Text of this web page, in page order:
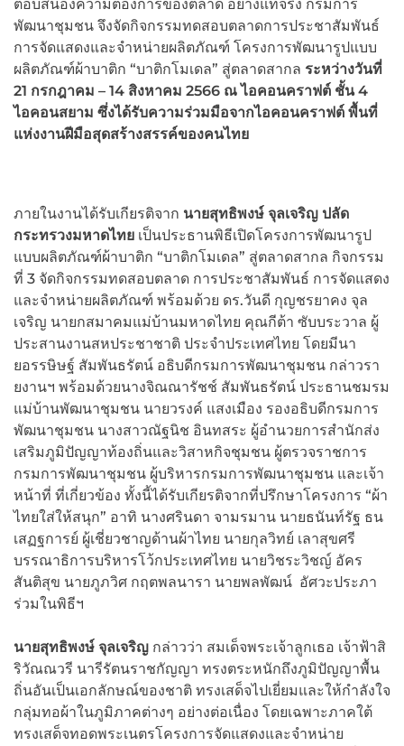
ตอบสนองความต้องการของตลาด อย่างแท้จริง กรมการ
พัฒนาชุมชน จึงจัดกิจกรรมทดสอบตลาดการประชาสัมพันธ์
การจัดแสดงและจำหน่ายผลิตภัณฑ์ โครงการพัฒนารูปแบบ
ผลิตภัณฑ์ผ้าบาติก “บาติกโมเดล” สู่ตลาดสากล ระหว่างวันที่
21 กรกฎาคม – 14 สิงหาคม 2566 ณ ไอคอนคราฟต์ ชั้น 4
ไอคอนสยาม ซึ่งได้รับความร่วมมือจากไอคอนคราฟต์ พื้นที่
แห่งงานฝีมือสุดสร้างสรรค์ของคนไทย
ภายในงานได้รับเกียรติจาก นายสุทธิพงษ์ จุลเจริญ ปลัด
กระทรวงมหาดไทย เป็นประธานพิธีเปิดโครงการพัฒนารูป
แบบผลิตภัณฑ์ผ้าบาติก “บาติกโมเดล” สู่ตลาดสากล กิจกรรม
ที่ 3 จัดกิจกรรมทดสอบตลาด การประชาสัมพันธ์ การจัดแสดง
และจำหน่ายผลิตภัณฑ์ พร้อมด้วย ดร.วันดี กุญชรยาคง จุล
เจริญ นายกสมาคมแม่บ้านมหาดไทย คุณกีต้า ซับบระวาล ผู้
ประสานงานสหประชาชาติ ประจำประเทศไทย โดยมีนา
ยอรรษิษฐ์ สัมพันธรัตน์ อธิบดีกรมการพัฒนาชุมชน กล่าวรา
ยงานฯ พร้อมด้วยนางจิณณารัชช์ สัมพันธรัตน์ ประธานชมรม
แม่บ้านพัฒนาชุมชน นายวรงค์ แสงเมือง รองอธิบดีกรมการ
พัฒนาชุมชน นางสาวณัฐนิช อินทสระ ผู้อำนวยการสำนักส่ง
เสริมภูมิปัญญาท้องถิ่นและวิสาหกิจชุมชน ผู้ตรวจราชการ
กรมการพัฒนาชุมชน ผู้บริหารกรมการพัฒนาชุมชน และเจ้า
หน้าที่ ที่เกี่ยวข้อง ทั้งนี้ได้รับเกียรติจากที่ปรึกษาโครงการ “ผ้า
ไทยใส่ให้สนุก” อาทิ นางศรินดา จามรมาน นายธนันท์รัฐ ธน
เสฏฐการย์ ผู้เชี่ยวชาญด้านผ้าไทย นายกุลวิทย์ เลาสุขศรี
บรรณาธิการบริหารโว้กประเทศไทย นายวิชระวิชญ์ อัคร
สันติสุข นายภูภวิศ กฤตพลนารา นายพลพัฒน์ อัศวะประภา
ร่วมในพิธีฯ
นายสุทธิพงษ์ จุลเจริญ กล่าวว่า สมเด็จพระเจ้าลูกเธอ เจ้าฟ้าสิ
ริวัณณวรี นารีรัตนราชกัญญา ทรงตระหนักถึงภูมิปัญญาพื้น
ถิ่นอันเป็นเอกลักษณ์ของชาติ ทรงเสด็จไปเยี่ยมและให้กำลังใจ
กลุ่มทอผ้าในภูมิภาคต่างๆ อย่างต่อเนื่อง โดยเฉพาะภาคใต้
ทรงเสด็จทอดพระเนตรโครงการจัดแสดงและจำหน่าย